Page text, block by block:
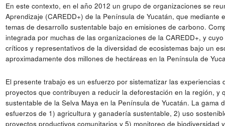
En este contexto, en el año 2012 un grupo de organizaciones se
Aprendizaje (CAREDD+) de la Península de Yucatán, que
temas de desarrollo sustentable bajo en emisiones de carbono.
integrada por muchas de las organizaciones de la CAREDD+, y
críticos y representativos de la diversidad de ecosistemas bajo un
aproximadamente dos millones de hectáreas en la Península de
El presente trabajo es un esfuerzo por sistematizar las
proyectos que contribuyen a reducir la deforestación en la región,
sustentable de la Selva Maya en la Península de Yucatán. La
esfuerzos de 1) agricultura y ganadería sustentable, 2) uso
proyectos productivos comunitarios y 5) monitoreo de